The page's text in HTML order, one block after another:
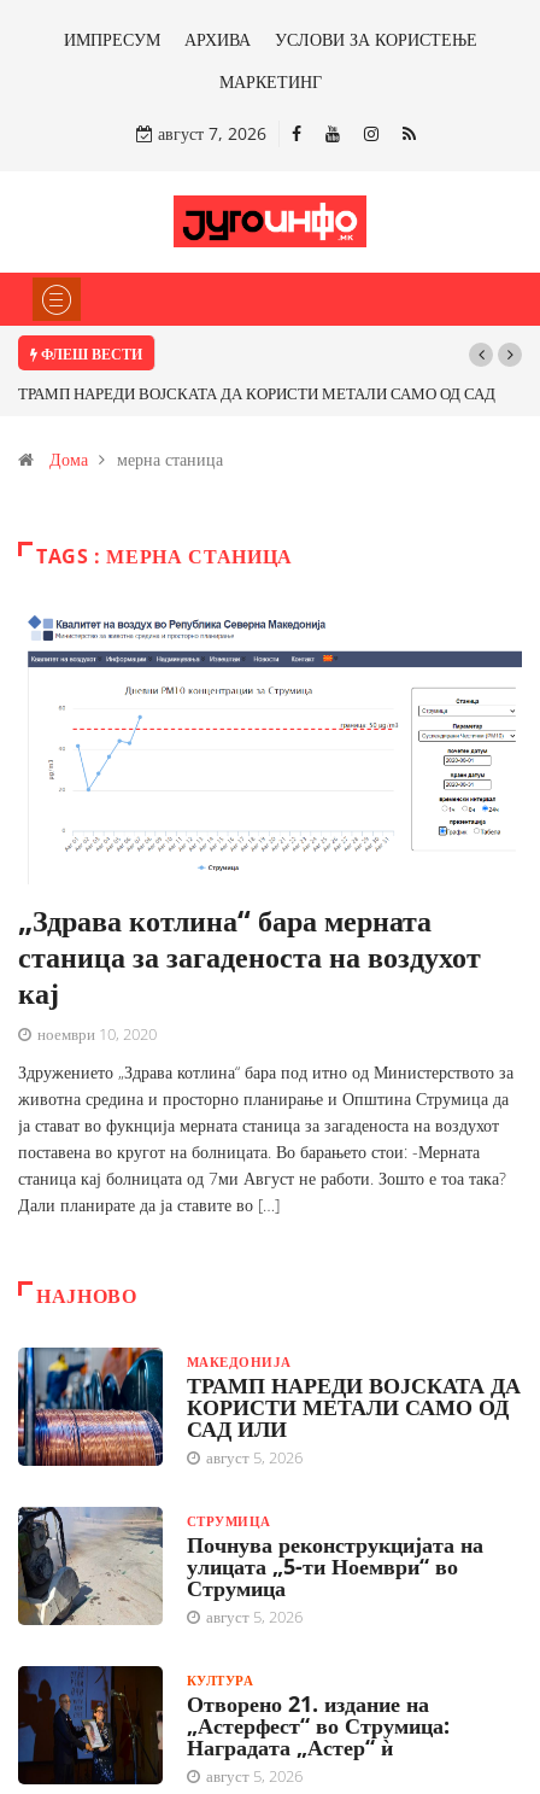
ИМПРЕСУМ АРХИВА
УСЛОВИ ЗА КОРИСТЕЊЕ
МАРКЕТИНГ
август 7, 2026
ФЛЕШ ВЕСТИ
ТРАМП НАРЕДИ ВОЈСКАТА ДА КОРИСТИ МЕТАЛИ САМО ОД САД
Иловица и со антимонот?
Дома мерна станица
TAGS : МЕРНА СТАНИЦА
„Здрава котлина“ бара мерната
станица за загаденоста на воздухот
кај
ноември 10, 2020
Здружението „Здрава котлина“ бара под итно од Министерството за
животна средина и просторно планирање и Општина Струмица да
ја стават во фукнција мерната станица за загаденоста на воздухот
поставена во кругот на болницата. Во барањето стои: -Мерната
станица кај болницата од 7ми Август не работи. Зошто е тоа така?
Дали планирате да ја ставите во […]
НАЈНОВО
МАКЕДОНИЈА
ТРАМП НАРЕДИ ВОЈСКАТА ДА
КОРИСТИ МЕТАЛИ САМО ОД
САД ИЛИ
август 5, 2026
СТРУМИЦА
Почнува реконструкцијата на
улицата „5-ти Ноември“ во
Струмица
август 5, 2026
КУЛТУРА
Отворено 21. издание на
„Астерфест“ во Струмица:
Наградата „Астер“ ѝ
август 5, 2026